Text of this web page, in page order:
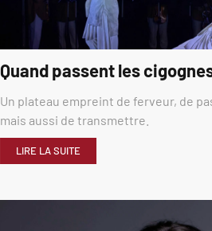
Quand passent les
Un plateau empreint de ferveur, de
mais aussi de transmettre.
LIRE LA SUITE